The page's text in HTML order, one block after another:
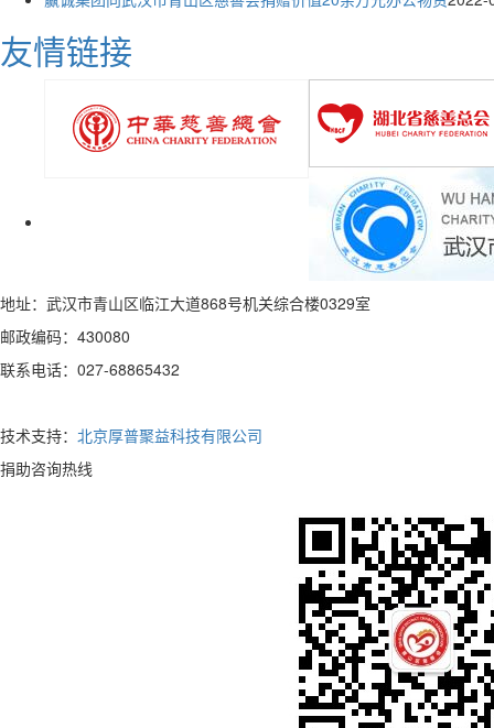
友情链接
地址：武汉市青山区临江大道868号机关综合楼0329室
邮政编码：430080
联系电话：027-68865432
技术支持：
北京厚普聚益科技有限公司
捐助咨询热线